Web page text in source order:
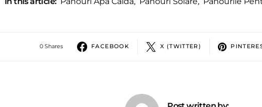
0 Shares FACEBOOK X (TWITTER)